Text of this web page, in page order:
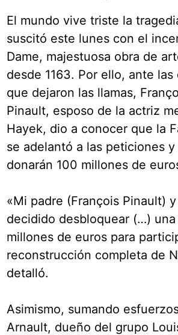
El mundo vive triste la
suscitó este lunes con el
Dame, majestuosa obra de
desde 1163. Por ello, ante
que dejaron las llamas,
Pinault, esposo de la actriz
Hayek, dio a conocer que la
se adelantó a las peticiones
donarán 100 millones de
«Mi padre (François Pinault)
decidido desbloquear (…) una
millones de euros para
reconstrucción completa de
detalló.
Asimismo, sumando
Arnault, dueño del grupo